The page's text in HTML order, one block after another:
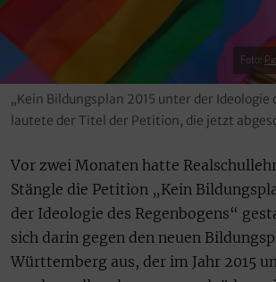
Foto:
„Kein Bildungsplan 2015 unter der Ideologie
lautete der Titel der Petition, die jetzt
Vor zwei Monaten hatte
Stängle die Petition „Kein
der Ideologie des Regenbogens“
sich darin gegen den neuen
Württemberg aus, der im Jahr 2015